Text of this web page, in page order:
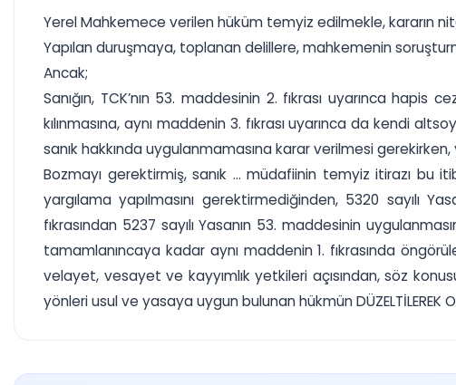
Yerel Mahkemece verilen hüküm temyiz edilmekle, kararın
Yapılan duruşmaya, toplanan delillere, mahkemenin
Ancak;
Sanığın, TCK’nın 53. maddesinin 2. fıkrası uyarınca
kılınmasına, aynı maddenin 3. fıkrası uyarınca da kendi
sanık hakkında uygulanmamasına karar verilmesi gerekirken,
Bozmayı gerektirmiş, sanık ... müdafiinin temyiz itirazı bu
yargılama yapılmasını gerektirmediğinden, 5320 sayılı
fıkrasından 5237 sayılı Yasanın 53. maddesinin
tamamlanıncaya kadar aynı maddenin 1. fıkrasında
velayet, vesayet ve kayyımlık yetkileri açısından, söz
yönleri usul ve yasaya uygun bulunan hükmün DÜZELTİLEREK